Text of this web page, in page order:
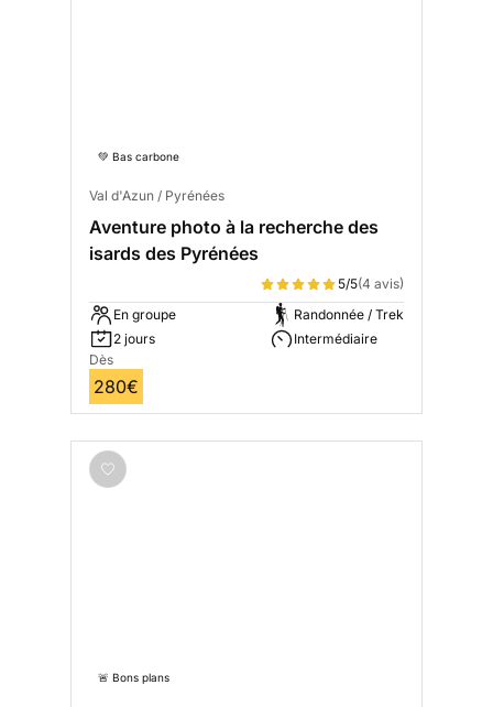
💚 Bas carbone
Val d'Azun / Pyrénées
Aventure photo à la recherche des
isards des Pyrénées
5/5(4 avis)
En groupe
2 jours
Randonnée / Trek
Intermédiaire
Dès
280€
🚨 Bons plans